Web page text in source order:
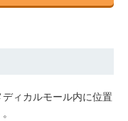
ィカルモール内に位置